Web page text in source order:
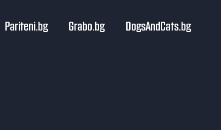
Pariteni.bg Grabo.bg DogsAndCats.bg